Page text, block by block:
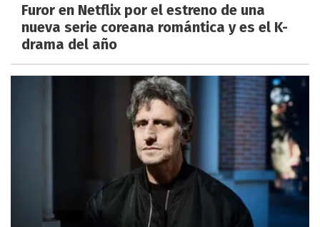
Furor en Netflix por el estreno de una
nueva serie coreana romántica y es el K-
drama del año